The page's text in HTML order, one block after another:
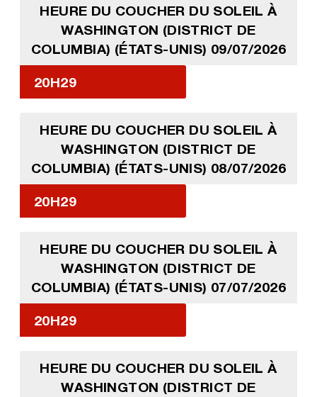
HEURE DU COUCHER DU SOLEIL À
WASHINGTON (DISTRICT DE
COLUMBIA) (ÉTATS-UNIS) 09/07/2026
20H29
HEURE DU COUCHER DU SOLEIL À
WASHINGTON (DISTRICT DE
COLUMBIA) (ÉTATS-UNIS) 08/07/2026
20H29
HEURE DU COUCHER DU SOLEIL À
WASHINGTON (DISTRICT DE
COLUMBIA) (ÉTATS-UNIS) 07/07/2026
20H29
HEURE DU COUCHER DU SOLEIL À
WASHINGTON (DISTRICT DE